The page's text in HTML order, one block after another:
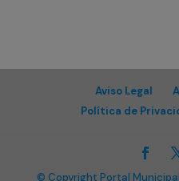
Aviso Legal
Política de
© Copyright Portal